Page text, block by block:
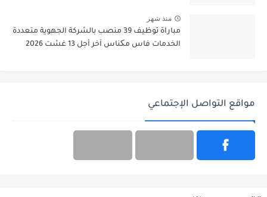
منذ شهر
مباراة توظيف 39 منصب بالشركة الجهوية متعددة
الخدمات فاس مکناس آخر أجل 13 غشت 2026
مواقع التواصل الإجتماعي